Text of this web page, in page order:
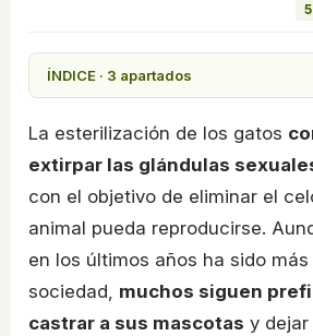
ÍNDICE · 3 apartados
La esterilización de los gatos
extirpar las glándulas
con el objetivo de eliminar el
animal pueda reproducirse.
en los últimos años ha sido
sociedad, muchos siguen
castrar a sus mascotas y